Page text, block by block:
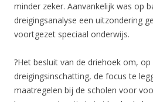
minder zeker. Aanvankelijk was op
dreigingsanalyse een uitzondering
voortgezet speciaal onderwijs.
?Het besluit van de driehoek om, op
dreigingsinschatting, de focus te
maatregelen bij de scholen voor